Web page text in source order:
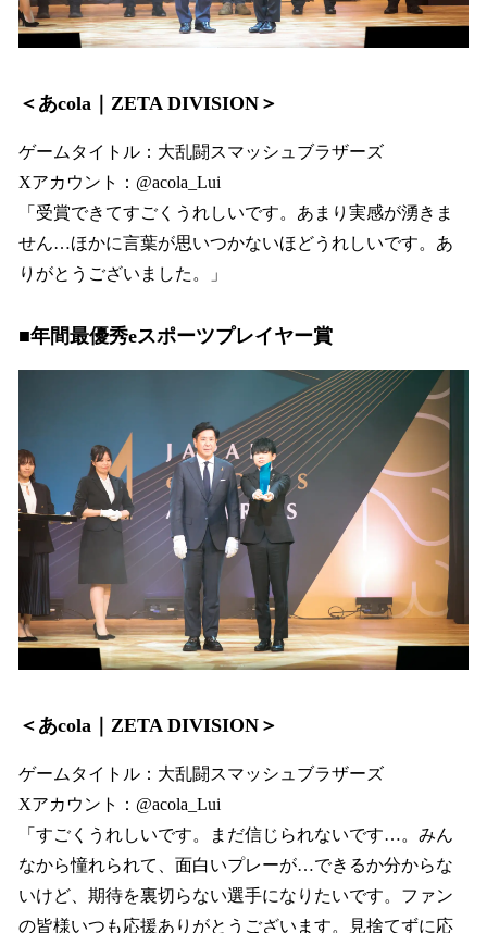
＜あcola｜ZETA DIVISION＞
ゲームタイトル：大乱闘スマッシュブラザーズ
Xアカウント：@acola_Lui
「受賞できてすごくうれしいです。あまり実感が湧きま
せん…ほかに言葉が思いつかないほどうれしいです。あ
りがとうございました。」
■年間最優秀eスポーツプレイヤー賞
＜あcola｜ZETA DIVISION＞
ゲームタイトル：大乱闘スマッシュブラザーズ
Xアカウント：@acola_Lui
「すごくうれしいです。まだ信じられないです…。みん
なから憧れられて、面白いプレーが…できるか分からな
いけど、期待を裏切らない選手になりたいです。ファン
の皆様いつも応援ありがとうございます。見捨てずに応